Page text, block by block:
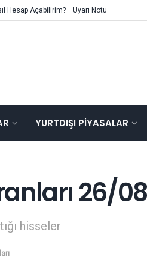
Hesap Açabilirim? Uyarı Notu
YURTDIŞI PIYASALAR
26/
hisseler